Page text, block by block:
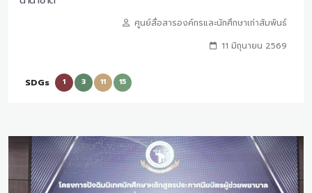
ศูนย์สื่อสารองค์กรและนักศึกษาเก่าสัมพันธ์
11 มิถุนายน 2569
SDGs 1 3 11 15